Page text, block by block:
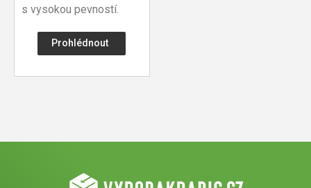
s vysokou pevností.
Prohlédnout